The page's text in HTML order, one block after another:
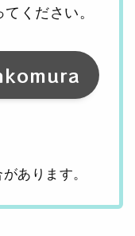
ください。
あります。